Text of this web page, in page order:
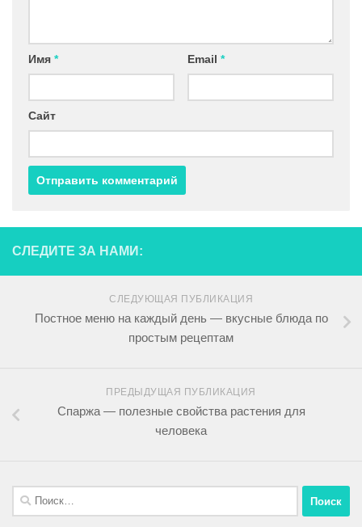
Имя * Email *
Сайт
СЛЕДИТЕ ЗА НАМИ:
СЛЕДУЮЩАЯ ПУБЛИКАЦИЯ
Постное меню на каждый день — вкусные блюда по
простым рецептам
ПРЕДЫДУЩАЯ ПУБЛИКАЦИЯ
Спаржа — полезные свойства растения для
человека